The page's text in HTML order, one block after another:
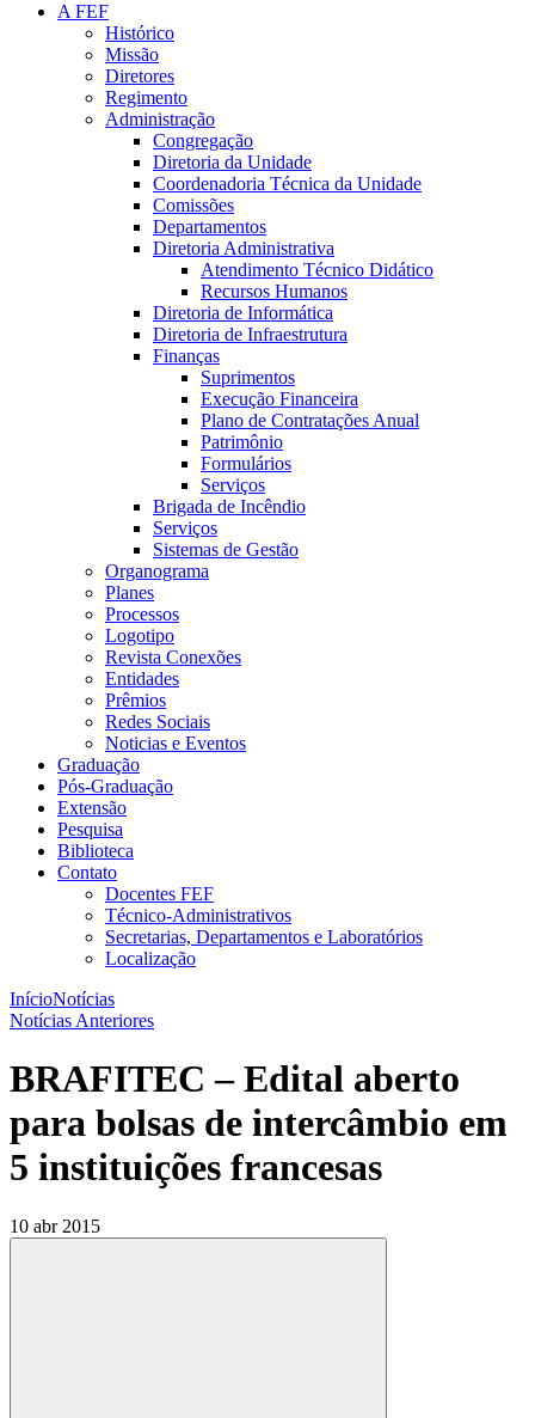
A FEF
Histórico
Missão
Diretores
Regimento
Administração
Congregação
Diretoria da Unidade
Coordenadoria Técnica da Unidade
Comissões
Departamentos
Diretoria Administrativa
Atendimento Técnico Didático
Recursos Humanos
Diretoria de Informática
Diretoria de Infraestrutura
Finanças
Suprimentos
Execução Financeira
Plano de Contratações Anual
Patrimônio
Formulários
Serviços
Brigada de Incêndio
Serviços
Sistemas de Gestão
Organograma
Planes
Processos
Logotipo
Revista Conexões
Entidades
Prêmios
Redes Sociais
Noticias e Eventos
Graduação
Pós-Graduação
Extensão
Pesquisa
Biblioteca
Contato
Docentes FEF
Técnico-Administrativos
Secretarias, Departamentos e Laboratórios
Localização
InícioNotícias
Notícias Anteriores
BRAFITEC – Edital aberto
para bolsas de intercâmbio em
5 instituições francesas
10 abr 2015